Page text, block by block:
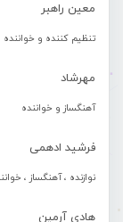
معین راهبر
تنظیم کننده و خواننده
مهرشاد
آهنگساز و خواننده
فرشید ادهمی
نوازنده ، آهنگساز ،
هادی آرمین